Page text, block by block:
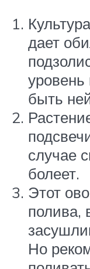
дает
уровень
быть
случае
болеет.
Этот
полива,
Но